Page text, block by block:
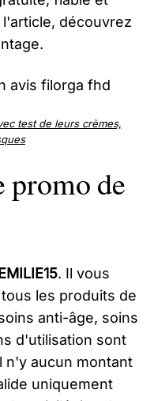
découvrez
test de leurs crèmes,
promo de
EMILIE15. Il vous
les produits de
anti-âge, soins
d'utilisation sont
n'y aucun montant
uniquement